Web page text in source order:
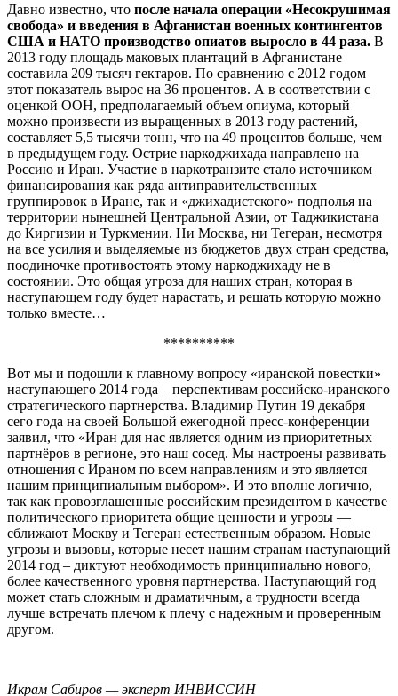
Давно известно, что после начала операции «Несокрушимая
свобода» и введения в Афганистан военных контингентов
США и НАТО производство опиатов выросло в 44 раза. В
2013 году площадь маковых плантаций в Афганистане
составила 209 тысяч гектаров. По сравнению с 2012 годом
этот показатель вырос на 36 процентов. А в соответствии с
оценкой ООН, предполагаемый объем опиума, который
можно произвести из выращенных в 2013 году растений,
составляет 5,5 тысячи тонн, что на 49 процентов больше, чем
в предыдущем году. Острие наркоджихада направлено на
Россию и Иран. Участие в наркотранзите стало источником
финансирования как ряда антиправительственных
группировок в Иране, так и «джихадистского» подполья на
территории нынешней Центральной Азии, от Таджикистана
до Киргизии и Туркмении. Ни Москва, ни Тегеран, несмотря
на все усилия и выделяемые из бюджетов двух стран средства,
поодиночке противостоять этому наркоджихаду не в
состоянии. Это общая угроза для наших стран, которая в
наступающем году будет нарастать, и решать которую можно
только вместе…
**********
Вот мы и подошли к главному вопросу «иранской повестки»
наступающего 2014 года – перспективам российско-иранского
стратегического партнерства. Владимир Путин 19 декабря
сего года на своей Большой ежегодной пресс-конференции
заявил, что «Иран для нас является одним из приоритетных
партнёров в регионе, это наш сосед. Мы настроены развивать
отношения с Ираном по всем направлениям и это является
нашим принципиальным выбором». И это вполне логично,
так как провозглашенные российским президентом в качестве
политического приоритета общие ценности и угрозы —
сближают Москву и Тегеран естественным образом. Новые
угрозы и вызовы, которые несет нашим странам наступающий
2014 год – диктуют необходимость принципиально нового,
более качественного уровня партнерства. Наступающий год
может стать сложным и драматичным, а трудности всегда
лучше встречать плечом к плечу с надежным и проверенным
другом.
Икрам Сабиров — эксперт ИНВИССИН